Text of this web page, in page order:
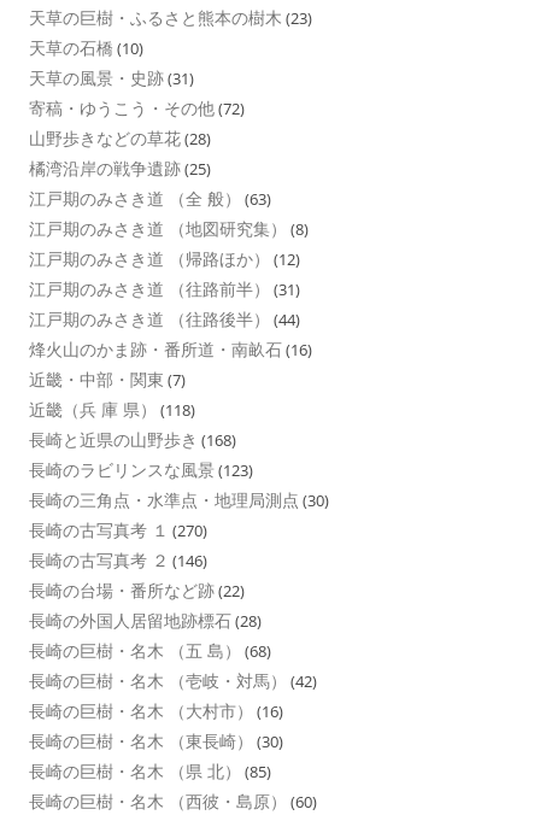
天草の巨樹・ふるさと熊本の樹木 (23)
天草の石橋 (10)
天草の風景・史跡(31)
寄稿・ゆうこう・その他(72)
山野歩きなどの草花(28)
橘湾沿岸の戦争遺跡(25)
江戸期のみさき道 （全 般） (63)
江戸期のみさき道 （地図研究集） (8)
江戸期のみさき道 （帰路ほか） (12)
江戸期のみさき道 （往路前半） (31)
江戸期のみさき道 （往路後半） (44)
烽火山のかま跡・番所道・南畝石(16)
近畿・中部・関東 (7)
近畿（兵 庫 県） (118)
長崎と近県の山野歩き (168)
長崎のラビリンスな風景 (123)
長崎の三角点・水準点・地理局測点 (30)
長崎の古写真考 １ (270)
長崎の古写真考 ２ (146)
長崎の台場・番所など跡(22)
長崎の外国人居留地跡標石(28)
長崎の巨樹・名木 （五 島） (68)
長崎の巨樹・名木 （壱岐・対馬） (42)
長崎の巨樹・名木 （大村市） (16)
長崎の巨樹・名木 （東長崎） (30)
長崎の巨樹・名木 （県 北） (85)
長崎の巨樹・名木 （西彼・島原） (60)